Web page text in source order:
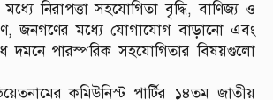
নিরাপত্তা সহযোগিতা বৃদ্ধি, বাণিজ্য ও
জনগণের মধ্যে যোগাযোগ বাড়ানো এবং
দমনে পারস্পরিক সহযোগিতার বিষয়গুলো
কমিউনিস্ট পার্টির ১৪তম জাতীয়